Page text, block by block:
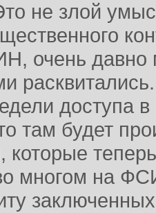
не злой
очень
доступа
там будет
которые
многом на